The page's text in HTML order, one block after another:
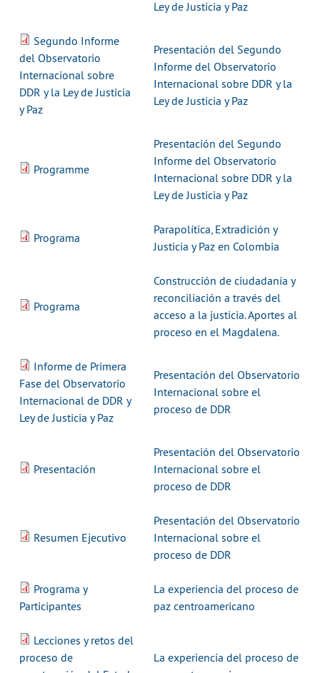
Ley de Justicia y Paz
Segundo Informe
del Observatorio
Internacional sobre
DDR y la Ley de Justicia
y Paz
Presentación del Segundo
Informe del Observatorio
Internacional sobre DDR y la
Ley de Justicia y Paz
Programme
Presentación del Segundo
Informe del Observatorio
Internacional sobre DDR y la
Ley de Justicia y Paz
Programa
Parapolítica, Extradición y
Justicia y Paz en Colombia
Programa
Construcción de ciudadanía y
reconciliación a través del
acceso a la justicia. Aportes al
proceso en el Magdalena.
Informe de Primera
Fase del Observatorio
Internacional de DDR y
Ley de Justicia y Paz
Presentación del Observatorio
Internacional sobre el
proceso de DDR
Presentación
Presentación del Observatorio
Internacional sobre el
proceso de DDR
Resumen Ejecutivo
Presentación del Observatorio
Internacional sobre el
proceso de DDR
Programa y
Participantes
La experiencia del proceso de
paz centroamericano
Lecciones y retos del
proceso de
La experiencia del proceso de